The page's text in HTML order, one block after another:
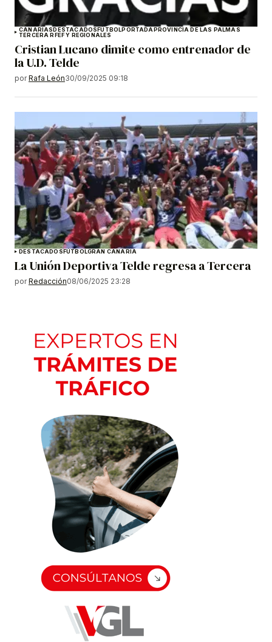
CANARIASDESTACADOSFÚTBOLPORTADAPROVINCIA DE LAS PALMAS
TERCERA RFEF Y REGIONALES
Cristian Lucano dimite como entrenador de
la U.D. Telde
por Rafa León30/09/2025 09:18
DESTACADOSFÚTBOLGRAN CANARIA
La Unión Deportiva Telde regresa a Tercera
por Redacción08/06/2025 23:28